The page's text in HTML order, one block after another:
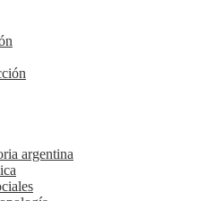
argentina